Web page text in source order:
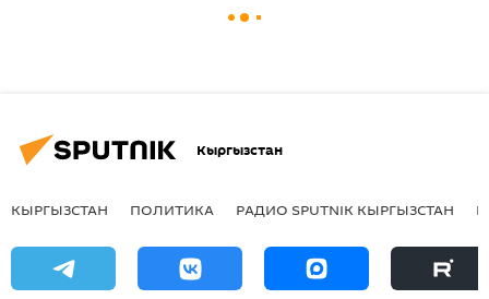
Кыргызстан
КЫРГЫЗСТАН ПОЛИТИКА РАДИО SPUTNIK КЫРГЫЗСТАН